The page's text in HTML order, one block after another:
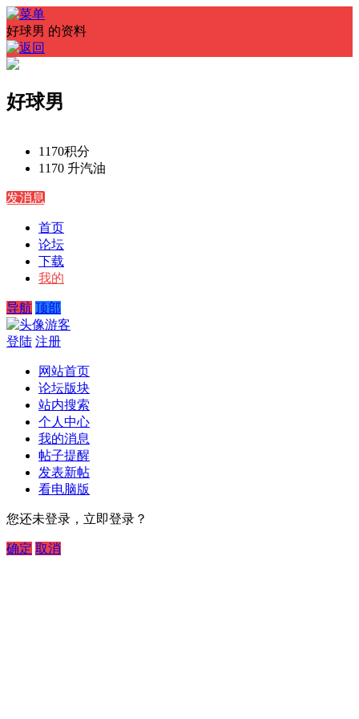
好球男 的资料
好球男
1170积分
1170 升汽油
发消息
首页
论坛
下载
我的
导航 顶部
游客
登陆 注册
网站首页
论坛版块
站内搜索
个人中心
我的消息
帖子提醒
发表新帖
看电脑版
您还未登录，立即登录？
确定 取消